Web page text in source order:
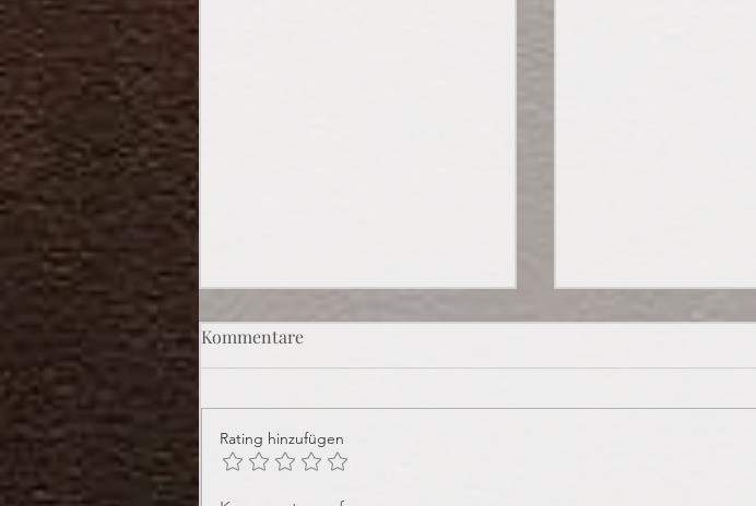
Kommentare
Rating hinzufügen